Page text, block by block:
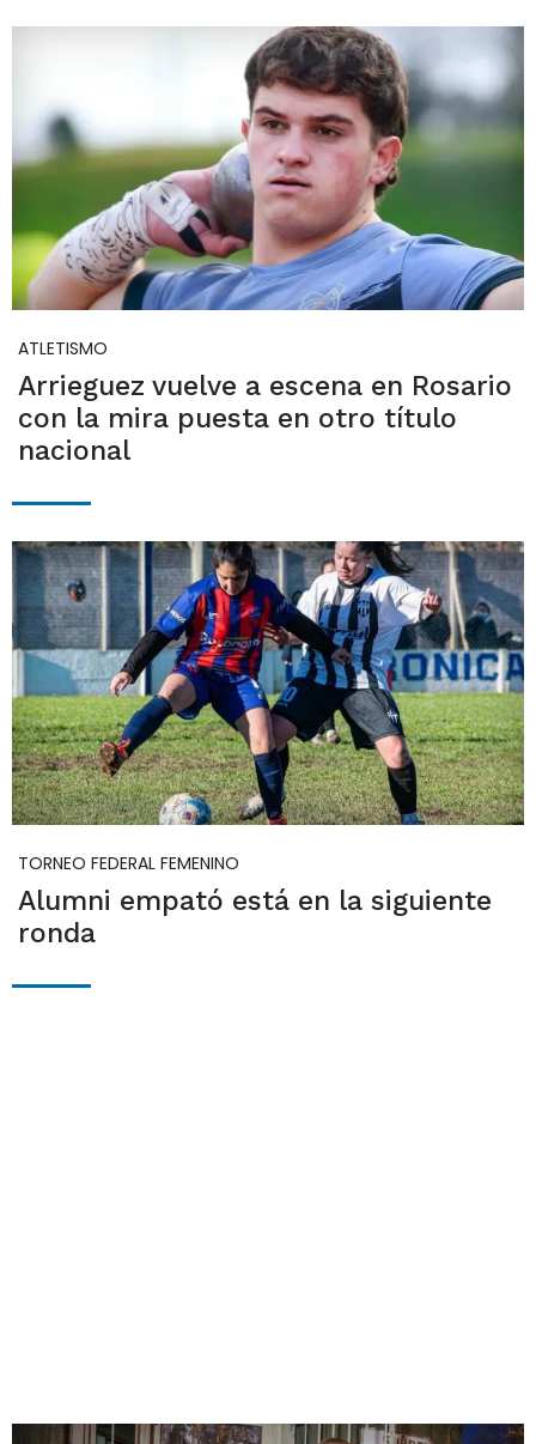
ATLETISMO
Arrieguez vuelve a escena en Rosario
con la mira puesta en otro título
nacional
TORNEO FEDERAL FEMENINO
Alumni empató está en la siguiente
ronda